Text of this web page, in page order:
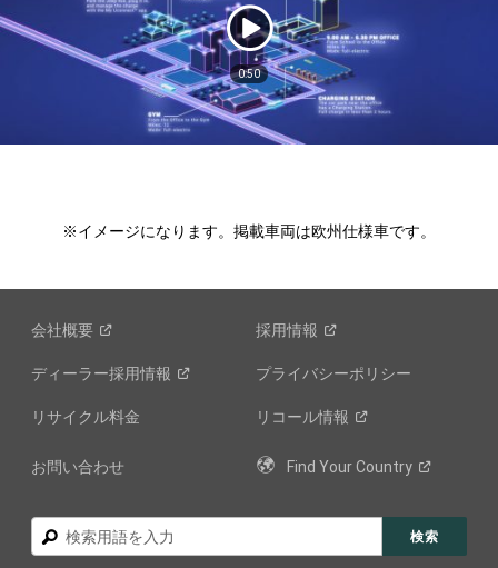
Play
Video
0:50duration
※イメージになります。掲載車両は欧州仕様車です。
会社概要 採用情報
ディーラー採用情報 プライバシーポリシー
リサイクル料金 リコール情報
お問い合わせ Find YourCountry
検
索
検索